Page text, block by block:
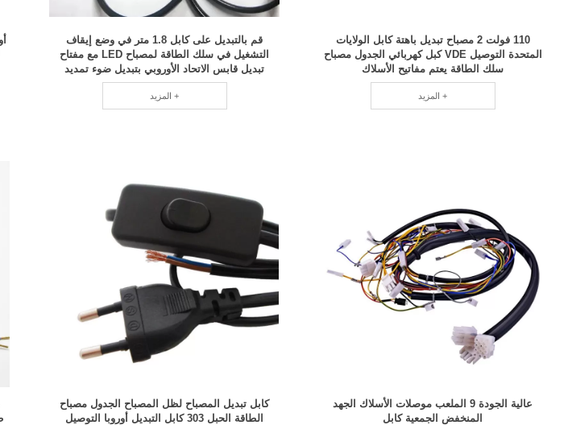
قم بالتبديل على كابل 1.8 متر في وضع إيقاف
التشغيل في سلك الطاقة لمصباح LED مع مفتاح
تبديل قابس الاتحاد الأوروبي بتبديل ضوء تمديد
السلك الأبيض
المزيد +
110 فولت 2 مصباح تبديل باهتة كابل الولايات
المتحدة التوصيل VDE كبل كهربائي الجدول مصباح
سلك الطاقة يعتم مفاتيح الأسلاك
المزيد +
كابل تبديل المصباح لظل المصباح الجدول مصباح
الطاقة الحبل 303 كابل التبديل أوروبا التوصيل
عالية الجودة 9 الملعب موصلات الأسلاك الجهد
المنخفض الجمعية كابل